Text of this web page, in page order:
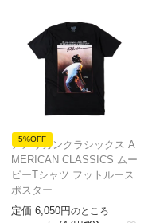
5%OFF
アメリカンクラシックス A
MERICAN CLASSICS ムー
ビーTシャツ フットルース
ポスター
定価 6,050 のところ